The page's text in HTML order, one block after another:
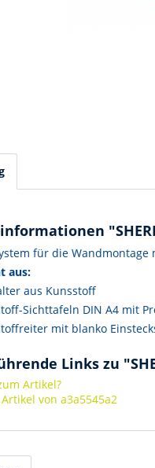
für die
aus:
aus Kunsstoff
Sichttafeln DIN A4 mit
mit blanko
Links zu
Artikel?
von a3a5545a2